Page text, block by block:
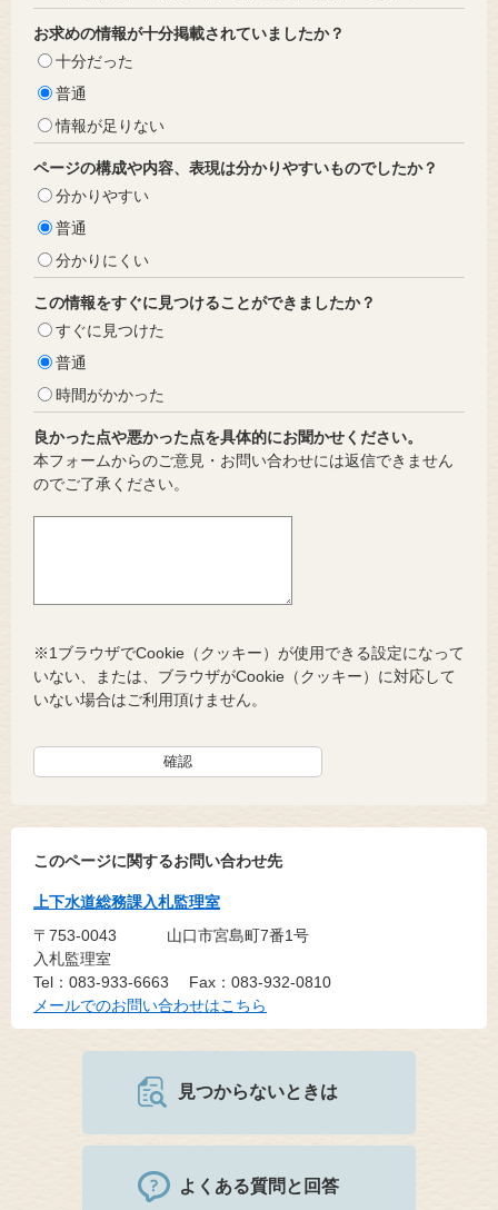
お求めの情報が十分掲載されていましたか？
十分だった
普通
情報が足りない
ページの構成や内容、表現は分かりやすいものでしたか？
分かりやすい
普通
分かりにくい
この情報をすぐに見つけることができましたか？
すぐに見つけた
普通
時間がかかった
良かった点や悪かった点を具体的にお聞かせください。
本フォームからのご意見・お問い合わせには返信できません
のでご了承ください。
※1ブラウザでCookie（クッキー）が使用できる設定になって
いない、または、ブラウザがCookie（クッキー）に対応して
いない場合はご利用頂けません。
このページに関するお問い合わせ先
上下水道総務課入札監理室
〒753-0043
山口市宮島町7番1号
入札監理室
Tel：083-933-6663
Fax：083-932-0810
メールでのお問い合わせはこちら
見つからないときは
よくある質問と回答